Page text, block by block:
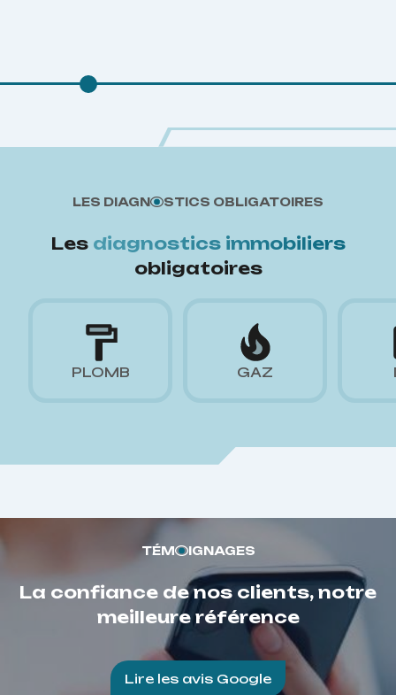
LES DIAGN STICS OBLIGATOIRES
Les diagnostics immobiliers
obligatoires
PLOMB GAZ
TÉM IGNAGES
La confiance de nos clients, notre
meilleure référence
Lire les avis Google